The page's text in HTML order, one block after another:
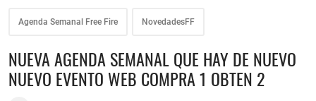
Agenda Semanal Free Fire NovedadesFF
NUEVA AGENDA SEMANAL QUE HAY DE NUEVO
NUEVO EVENTO WEB COMPRA 1 OBTEN 2